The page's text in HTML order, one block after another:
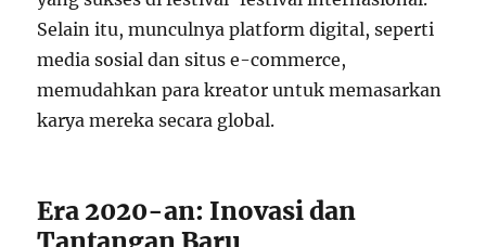
Selain itu, munculnya platform digital, seperti
media sosial dan situs e-commerce,
memudahkan para kreator untuk memasarkan
karya mereka secara global.
Era 2020-an: Inovasi dan